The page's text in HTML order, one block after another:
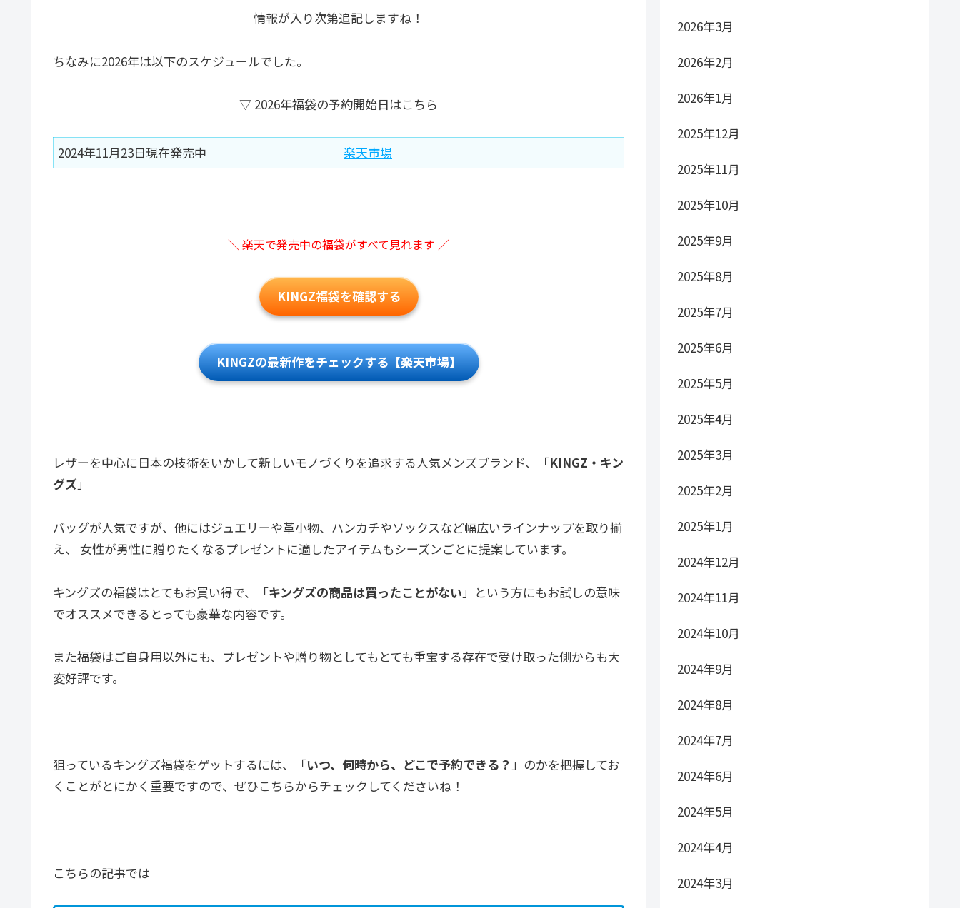
情報が入り次第追記しますね！
ちなみに2026年は以下のスケジュールでした。
▽ 2026年福袋の予約開始日はこちら
2024年11月23日現在発売中 楽天市場
＼ 楽天で発売中の福袋がすべて見れます ／
KINGZ福袋を確認する
KINGZの最新作をチェックする【楽天市場】
レザーを中心に日本の技術をいかして新しいモノづくりを追求する人気メンズブランド、「KINGZ・キン
グズ」
バッグが人気ですが、他にはジュエリーや革小物、ハンカチやソックスなど幅広いラインナップを取り揃
え、 女性が男性に贈りたくなるプレゼントに適したアイテムもシーズンごとに提案しています。
キングズの福袋はとてもお買い得で、「キングズの商品は買ったことがない 」という方にもお試しの意味
でオススメできるとっても豪華な内容です。
また福袋はご自身用以外にも、プレゼントや贈り物としてもとても重宝する存在で受け取った側からも大
変好評です。
狙っているキングズ福袋をゲットするには、「いつ、何時から、どこで予約できる？ 」のかを把握してお
くことがとにかく重要ですので、ぜひこちらからチェックしてくださいね！
こちらの記事では
2026年3月
2026年2月
2026年1月
2025年12月
2025年11月
2025年10月
2025年9月
2025年8月
2025年7月
2025年6月
2025年5月
2025年4月
2025年3月
2025年2月
2025年1月
2024年12月
2024年11月
2024年10月
2024年9月
2024年8月
2024年7月
2024年6月
2024年5月
2024年4月
2024年3月